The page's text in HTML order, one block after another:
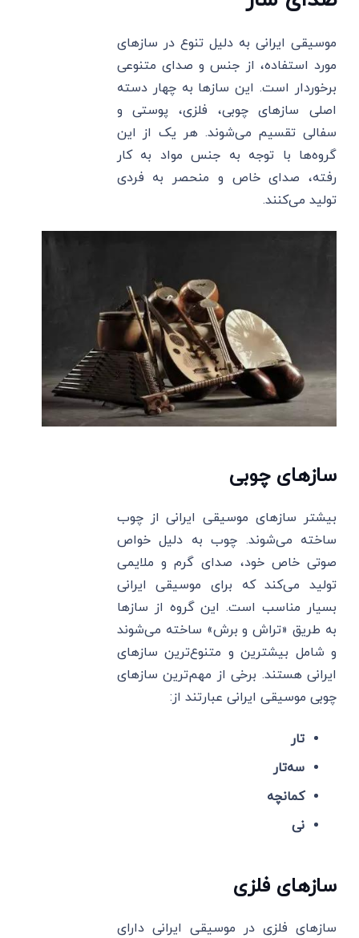
موسیقی ایرانی به دلیل تنوع در سازهای
مورد استفاده، از جنس و صدای متنوعی
برخوردار است. این سازها به چهار دسته
اصلی سازهای چوبی، فلزی، پوستی و
سفالی تقسیم می‌شوند. هر یک از این
گروه‌ها با توجه به جنس مواد به کار
رفته، صدای خاص و منحصر به فردی
تولید می‌کنند.
سازهای چوبی
بیشتر سازهای موسیقی ایرانی از چوب
ساخته می‌شوند. چوب به دلیل خواص
صوتی خاص خود، صدای گرم و ملایمی
تولید می‌کند که برای موسیقی ایرانی
بسیار مناسب است. این گروه از سازها
به طریق «تراش و برش» ساخته می‌شوند
و شامل بیشترین و متنوع‌ترین سازهای
ایرانی هستند. برخی از مهم‌ترین سازهای
چوبی موسیقی ایرانی عبارتند از:
تار
سه‌تار
کمانچه
نی
سازهای فلزی
سازهای فلزی در موسیقی ایرانی دارای